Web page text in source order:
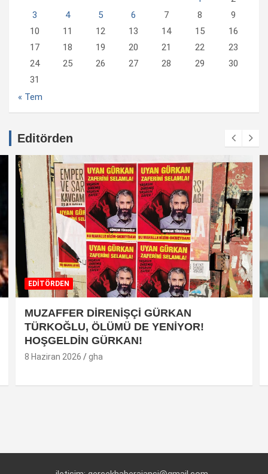
3
4 5 6 7 8
9
10
11 12 13 14 15
16
17
18 19 20 21 22
23
24
25 26 27 28 29
30
31
« Tem
Editörden
EDİTÖRDEN
MUZAFFER DİRENİŞÇİ GÜRKAN
TÜRKOĞLU, ÖLÜMÜ DE YENİYOR!
HOŞGELDİN GÜRKAN!
8 Haziran 2026 gha